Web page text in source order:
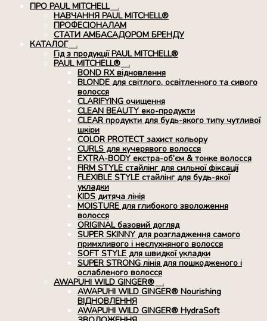
ПРО PAUL MITCHELL
Розгорнуте
вкладене
меню
НАВЧАННЯ PAUL MITCHELL®
ПРОФЕСІОНАЛАМ
СТАТИ АМБАСАДОРОМ БРЕНДУ
КАТАЛОГ
Розгорнуте
вкладене
меню
Гід з продукції PAUL MITCHELL®
PAUL MITCHELL®
Розгорнуте
вкладене
меню
BOND RX вiдновлення
BLONDE для світлого, освітленного та сивого
волосся
CLARIFYING очищення
CLEAN BEAUTY еко-продукти
CLEAR продукти для будь-якого типу чутливої
шкіри
COLOR PROTECT захист кольору
CURLS для кучерявого волосся
EXTRA-BODY екстра-об’єм & тонке волосся
FIRM STYLE стайлінг для сильної фіксації
FLEXIBLE STYLE стайлінг для будь-якої
укладки
KIDS дитяча лінія
MOISTURE для глибокого зволоження
волосся
ORIGINAL базовий догляд
SUPER SKINNY для розгладження самого
примхливого і неслухняного волосся
SOFT STYLE для швидкої укладки
SUPER STRONG лінія для пошкодженого і
ослабленого волосся
AWAPUHI WILD GINGER®
Розгорнуте
вкладене
меню
AWAPUHI WILD GINGER® Nourishing
ВІДНОВЛЕННЯ
AWAPUHI WILD GINGER® HydraSoft